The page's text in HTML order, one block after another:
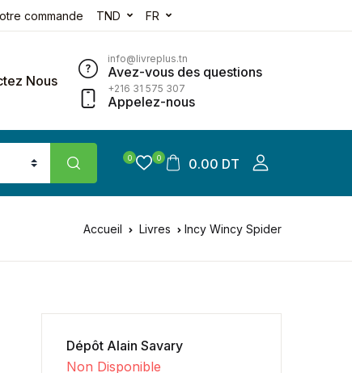
commande TND FR
Nous
info@livreplus.tn
Avez-vous des questions
+216 31 575 307
Appelez-nous
0 0 0.00 DT
Accueil Livres Incy Wincy Spider
Dépôt Alain Savary
Non Disponible